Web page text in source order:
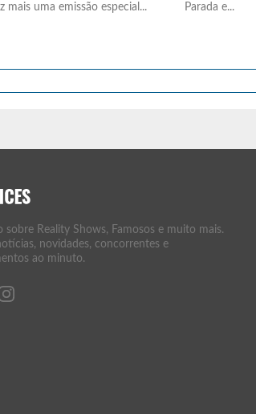
mais uma emissão especial...
Parada e...
sobre Reality Shows, Famosos e muito mais.
novidades, concorrentes e
ao minuto.